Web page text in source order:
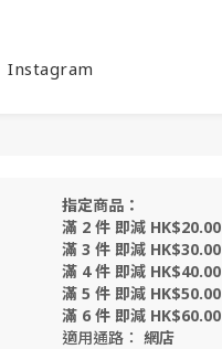
Instagram
指定商品：
滿 2 件 即減 HK$20.00
滿 3 件 即減 HK$30.00
滿 4 件 即減 HK$40.00
滿 5 件 即減 HK$50.00
滿 6 件 即減 HK$60.00
適用通路： 網店